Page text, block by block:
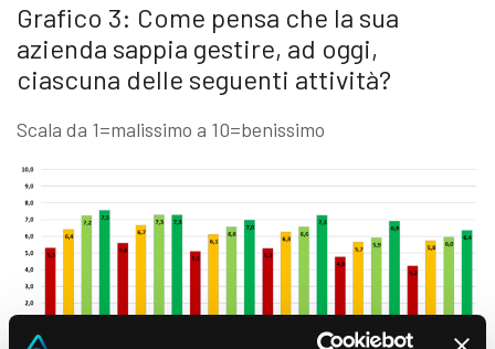
Grafico 3: Come pensa che la sua
azienda sappia gestire, ad oggi,
ciascuna delle seguenti attività?
Scala da 1=malissimo a 10=benissimo